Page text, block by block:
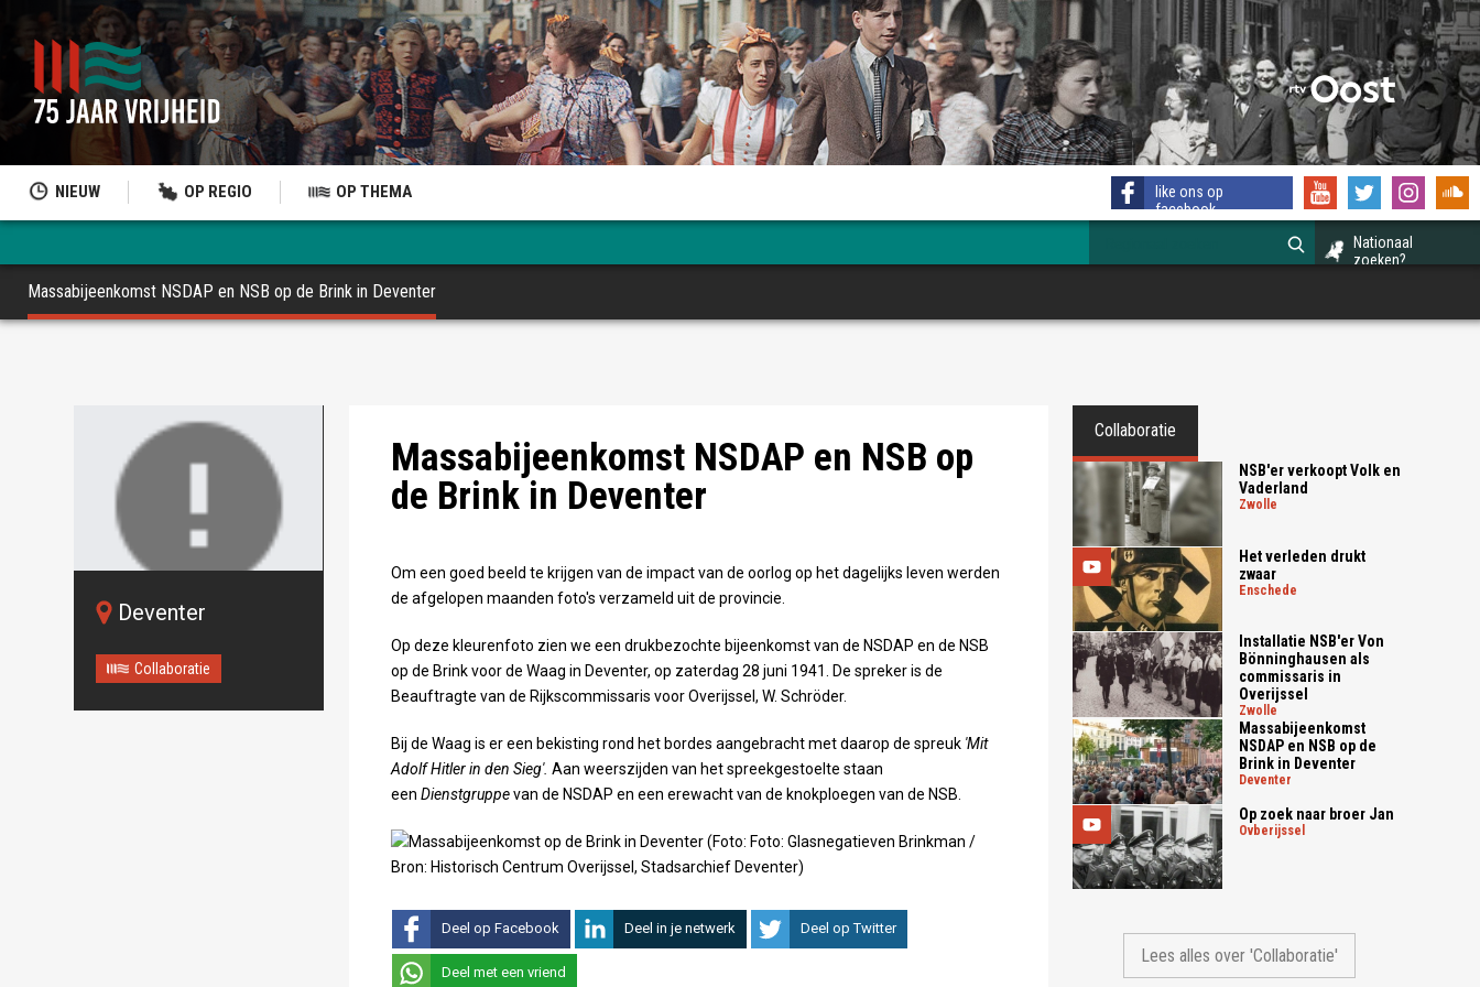
NIEUW OP REGIO OP THEMA
like ons op
facebook
Nationaal
zoeken?
Massabijeenkomst NSDAP en NSB op de Brink in Deventer
Oops!
Something
went wrong.
Deventer
Collaboratie
Massabijeenkomst NSDAP en NSB op
de Brink in Deventer
Om een goed beeld te krijgen van de impact van de oorlog op het dagelijks leven werden
de afgelopen maanden foto's verzameld uit de provincie.
Op deze kleurenfoto zien we een drukbezochte bijeenkomst van de NSDAP en de NSB
op de Brink voor de Waag in Deventer, op zaterdag 28 juni 1941. De spreker is de
Beauftragte van de Rijkscommissaris voor Overijssel, W. Schröder.
Bij de Waag is er een bekisting rond het bordes aangebracht met daarop de spreuk 'Mit
Adolf Hitler in den Sieg'. Aan weerszijden van het spreekgestoelte staan
een Dienstgruppevan de NSDAP en een erewacht van de knokploegen van de NSB.
Deel op Facebook Deel in je netwerk Deel op Twitter
Deel met een vriend
Collaboratie
NSB'er verkoopt Volk en
Vaderland
zwolle
Het verleden drukt
zwaar
enschede
Installatie NSB'er Von
Bönninghausen als
commissaris in
Overijssel
zwolle
Massabijeenkomst
NSDAP en NSB op de
Brink in Deventer
deventer
Op zoek naar broer Jan
ovberijssel
Lees alles over 'Collaboratie'